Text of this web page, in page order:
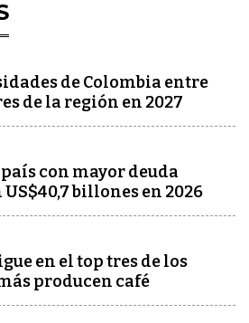
de Colombia entre
de la región en 2027
país con mayor deuda
billones en 2026
en el top tres de los
producen café